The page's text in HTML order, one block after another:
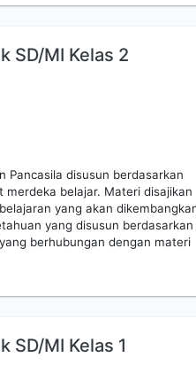
SD/MI Kelas 2
Pancasila disusun berdasarkan
belajar. Materi disajikan
yang akan
yang disusun berdasarkan
berhubungan dengan materi
SD/MI Kelas 1